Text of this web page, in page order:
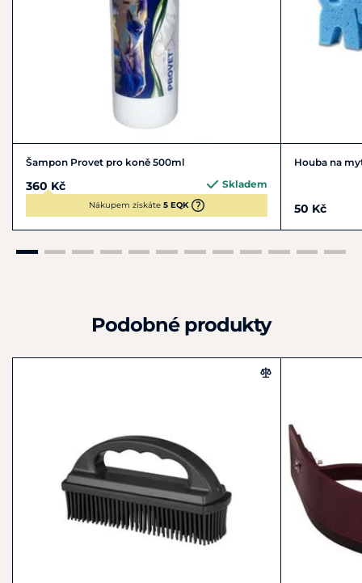
Šampon Provet pro koně 500ml
360 Kč Skladem
Nákupem získáte 5 EQK
Houba na
50 Kč
Podobné produkty